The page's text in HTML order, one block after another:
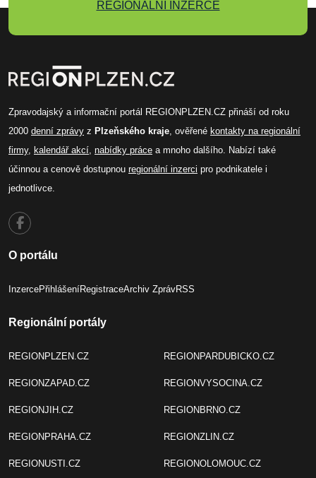
REGIONÁLNÍ INZERCE
Zpravodajský a informační portál REGIONPLZEN.CZ přináší od roku
2000 denní zprávy z Plzeňského kraje, ověřené kontakty na regionální
firmy, kalendář akcí, nabídky práce a mnoho dalšího. Nabízí také
účinnou a cenově dostupnou regionální inzerci pro podnikatele i
jednotlivce.
O portálu
InzercePřihlášeníRegistraceArchiv ZprávRSS
Regionální portály
REGIONPLZEN.CZ
REGIONZAPAD.CZ
REGIONJIH.CZ
REGIONPRAHA.CZ
REGIONUSTI.CZ
REGIONPARDUBICKO.CZ
REGIONVYSOCINA.CZ
REGIONBRNO.CZ
REGIONZLIN.CZ
REGIONOLOMOUC.CZ